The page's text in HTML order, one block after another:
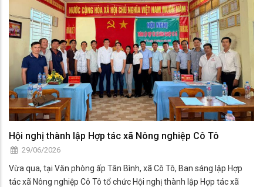
Hội nghị thành lập Hợp tác xã Nông nghiệp Cô Tô
29/06/2026
Vừa qua, tại Văn phòng ấp Tân Bình, xã Cô Tô, Ban sáng lập Hợp
tác xã Nông nghiệp Cô Tô tổ chức Hội nghị thành lập Hợp tác xã